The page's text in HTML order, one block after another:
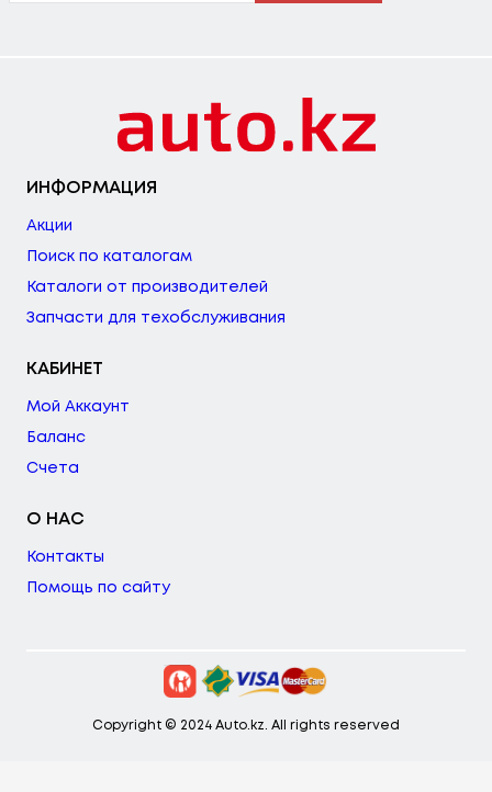
ИНФОРМАЦИЯ
Акции
Поиск по каталогам
Каталоги от производителей
Запчасти для техобслуживания
КАБИНЕТ
Мой Аккаунт
Баланс
Счета
О НАС
Контакты
Помощь по сайту
Copyright © 2024 Auto.kz. All rights reserved